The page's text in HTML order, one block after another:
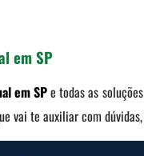
em SP
em SPe todas as
vai te auxiliar com